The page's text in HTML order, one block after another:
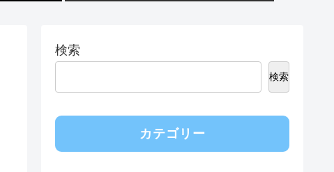
検索
検索
カテゴリー